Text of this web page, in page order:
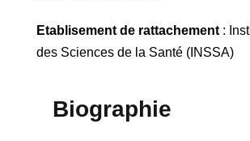
Etablisement de rattachement:
des Sciences de la Santé (INSSA)
Biographie